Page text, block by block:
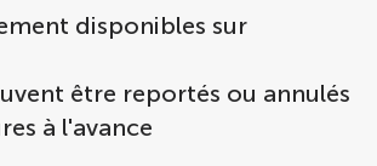
disponibles sur
être reportés ou annulés
à l'avance